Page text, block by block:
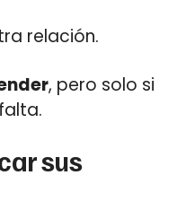
relación.
, pero solo si
sus